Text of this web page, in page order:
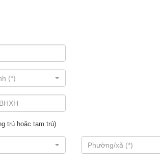
(*)
trú hoặc tạm trú)
Phường/xã (*)